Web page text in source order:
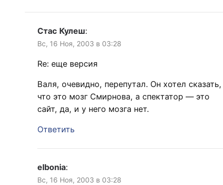
Стас Кулеш:
Вс, 16 Ноя, 2003 в 03:28
Re: еще версия
Валя, очевидно, перепутал. Он хотел сказать,
что это мозг Смирнова, а спектатор — это
сайт, да, и у него мозга нет.
Ответить
elbonia:
Вс, 16 Ноя, 2003 в 03:28